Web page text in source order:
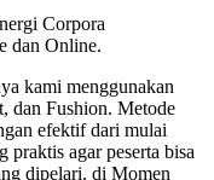
Corpora
dan Online.
kami menggunakan
dan Fushion. Metode
efektif dari mulai
praktis agar peserta bisa
dipelari. di Momen